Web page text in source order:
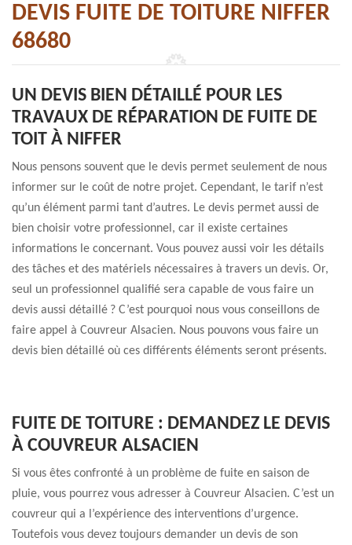
DEVIS FUITE DE TOITURE NIFFER
68680
UN DEVIS BIEN DÉTAILLÉ POUR LES
TRAVAUX DE RÉPARATION DE FUITE DE
TOIT À NIFFER
Nous pensons souvent que le devis permet seulement de nous
informer sur le coût de notre projet. Cependant, le tarif n’est
qu’un élément parmi tant d’autres. Le devis permet aussi de
bien choisir votre professionnel, car il existe certaines
informations le concernant. Vous pouvez aussi voir les détails
des tâches et des matériels nécessaires à travers un devis. Or,
seul un professionnel qualifié sera capable de vous faire un
devis aussi détaillé ? C’est pourquoi nous vous conseillons de
faire appel à Couvreur Alsacien. Nous pouvons vous faire un
devis bien détaillé où ces différents éléments seront présents.
FUITE DE TOITURE : DEMANDEZ LE DEVIS
À COUVREUR ALSACIEN
Si vous êtes confronté à un problème de fuite en saison de
pluie, vous pourrez vous adresser à Couvreur Alsacien. C’est un
couvreur qui a l’expérience des interventions d’urgence.
Toutefois vous devez toujours demander un devis de son